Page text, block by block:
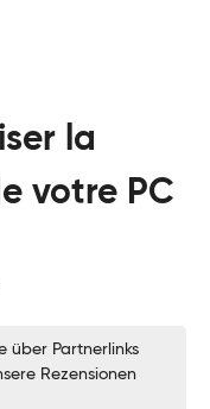
la
votre PC
über Partnerlinks
Rezensionen